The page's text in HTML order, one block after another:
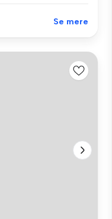
Se mere